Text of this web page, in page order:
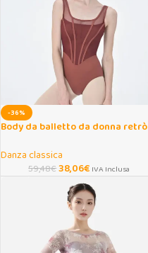
-36%
Body da balletto da donna retrò
Danza classica
59,48€38,06€ IVA Inclusa